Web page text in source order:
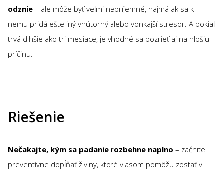
odznie – ale môže byť veľmi nepríjemné, najmä ak sa k
nemu pridá ešte iný vnútorný alebo vonkajší stresor. A pokiaľ
trvá dlhšie ako tri mesiace, je vhodné sa pozrieť aj na hlbšiu
príčinu.
Riešenie
Nečakajte, kým sa padanie rozbehne naplno – začnite
preventívne dopĺňať živiny, ktoré vlasom pomôžu zostať v